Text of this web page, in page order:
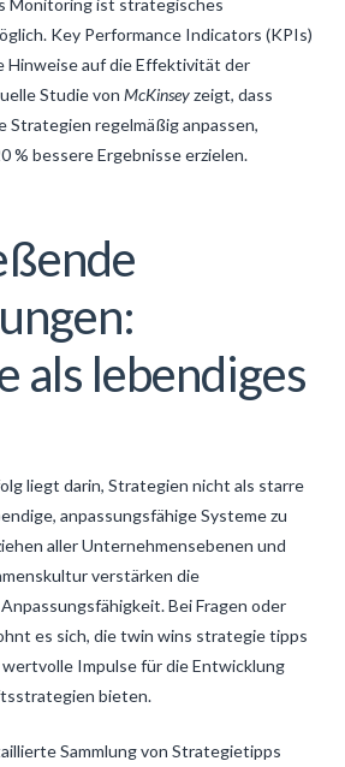
Key Performance Indicators (KPIs)
Hinweise auf die Effektivität der
Studie von McKinseyzeigt, dass
Strategien regelmäßig anpassen,
% bessere Ergebnisse erzielen.
als lebendiges
liegt darin, Strategien nicht als starre
anpassungsfähige Systeme zu
aller Unternehmensebenen und
verstärken die
Bei Fragen oder
es sich, die twin wins strategie tipps
wertvolle Impulse für die Entwicklung
bieten.
Sammlung von Strategietipps